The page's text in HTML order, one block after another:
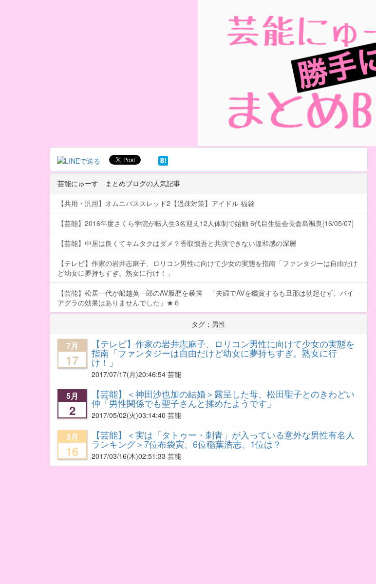
芸能にゅーす まとめブログの人気記事
【共用・汎用】オムニバススレッド2【過疎対策】アイドル 福袋
【芸能】2016年度さくら学院が転入生3名迎え12人体制で始動 6代目生徒会長倉島颯良[16/05/07]
【芸能】中居は良くてキムタクはダメ？香取慎吾と共演できない違和感の深層
【テレビ】作家の岩井志麻子、ロリコン男性に向けて少女の実態を指南「ファンタジーは自由だけ
ど幼女に夢持ちすぎ。熟女に行け！」
【芸能】松居一代が船越英一郎のAV履歴を暴露 「夫婦でAVを鑑賞するも旦那は勃起せず。バイ
アグラの効果はありませんでした」★６
タグ：男性
7月
17
【テレビ】作家の岩井志麻子、ロリコン男性に向けて少女の実態を
指南「ファンタジーは自由だけど幼女に夢持ちすぎ。熟女に行
け！」
2017/07/17(月)20:46:54 芸能
5月
2
【芸能】＜神田沙也加の結婚＞露呈した母、松田聖子とのきわどい
仲「男性関係でも聖子さんと揉めたようです」
2017/05/02(火)03:14:40 芸能
3月
16
【芸能】＜実は「タトゥー・刺青」が入っている意外な男性有名人
ランキング＞7位布袋寅、6位稲葉浩志、1位は？
2017/03/16(木)02:51:33 芸能